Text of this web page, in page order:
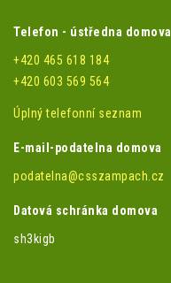
Telefon - ústředna domova
+420 465 618 184
+420 603 569 564
Úplný telefonní seznam
E-mail-podatelna domova
podatelna@csszampach.cz
Datová schránka domova
sh3kigb